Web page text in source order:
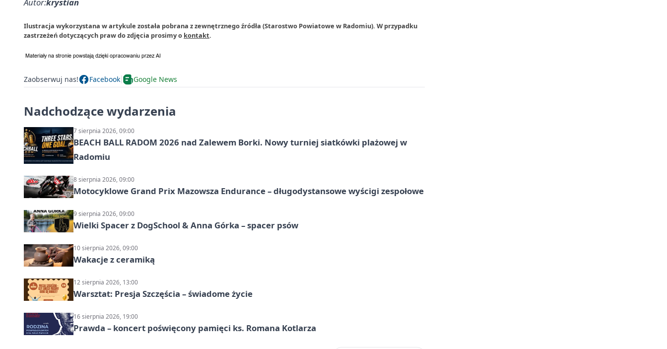
Ilustracja wykorzystana w artykule została pobrana z zewnętrznego źródła (Starostwo Powiatowe w Radomiu). W przypadku
zastrzeżeń dotyczących praw do zdjęcia prosimy o kontakt.
Zaobserwuj nas! Facebook Google News
Nadchodzące wydarzenia
7 sierpnia 2026, 09:00
BEACH BALL RADOM 2026 nad Zalewem Borki. Nowy turniej siatkówki plażowej w
Radomiu
8 sierpnia 2026, 09:00
Motocyklowe Grand Prix Mazowsza Endurance – długodystansowe wyścigi zespołowe
9 sierpnia 2026, 09:00
Wielki Spacer z DogSchool & Anna Górka – spacer psów
10 sierpnia 2026, 09:00
Wakacje z ceramiką
12 sierpnia 2026, 13:00
Warsztat: Presja Szczęścia – świadome życie
16 sierpnia 2026, 19:00
Prawda – koncert poświęcony pamięci ks. Romana Kotlarza